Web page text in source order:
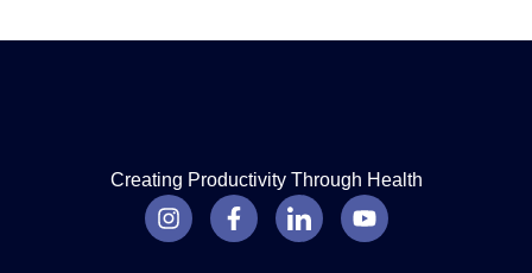
Creating Productivity Through Health